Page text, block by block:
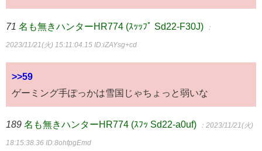
71 名も無きハンターHR774 (ｽｯｯﾌﾟ Sd22-F30J) ：
2023/11/21(火) 15:11:04.15 ID:iZAYsg+cd
>>59
ゲーミング手ぽっかは雪国じゃちょっと弱いな
189 名も無きハンターHR774 (ｽﾌｯ Sd22-a0uf) ：2023/11/21(火)
18:15:38.36 ID:8ohfpgEmd